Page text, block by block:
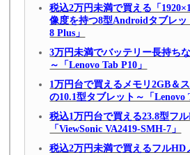
税込2万円未満で買える「
像度を持つ8型Androidタブレッ
8 Plus」
3万円未満でバッテリー長持ち
～「Lenovo Tab P10」
1万円台で買えるメモリ2GB＆
の10.1型タブレット～「Lenovo
税込1万円台で買える23.8型フ
「ViewSonic VA2419-SMH-7」
税込2万円未満で買えるフルHD